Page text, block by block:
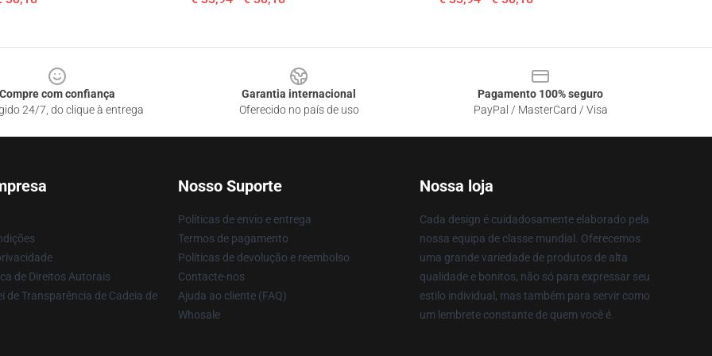
Compre com confiança
24/7, do clique à entrega
Garantia internacional
Oferecido no país de uso
Pagamento 100% seguro
PayPal / MasterCard / Visa
de Direitos Autorais
de Transparência de Cadeia de
Nosso Suporte
Políticas de envio e entrega
Termos de pagamento
Políticas de devolução e reembolso
Contacte-nos
Ajuda ao cliente (FAQ)
Whosale
Nossa loja
Cada design é cuidadosamente elaborado pela
nossa equipa de classe mundial. Oferecemos
uma grande variedade de produtos de alta
qualidade e bonitos, não só para expressar seu
estilo individual, mas também para servir como
um lembrete constante de quem você é.